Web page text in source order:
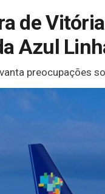
de
Azul
preocupações